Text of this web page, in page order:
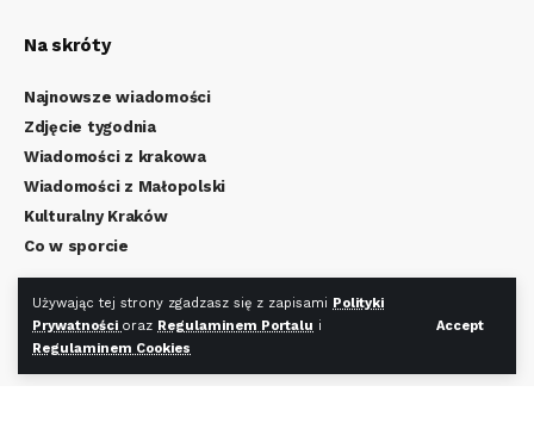
Używając tej strony zgadzasz się z zapisami Polityki
Prywatności oraz Regulaminem Portalu i
Regulaminem Cookies
Accept
Na skróty
Najnowsze wiadomości
Zdjęcie tygodnia
Wiadomości z krakowa
Wiadomości z Małopolski
Kulturalny Kraków
Co w sporcie
Regulamin Portalu
Polityka Prywatności
Regulamin Cookies